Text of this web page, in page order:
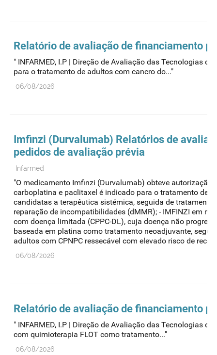
Relatório de avaliação de financiamento
" INFARMED, I.P | Direção de Avaliação das Tecnologias
para o tratamento de adultos com cancro do..."
06/08/2026
Imfinzi (Durvalumab) Relatórios de
pedidos de avaliação prévia
Infarmed
"O medicamento Imfinzi (Durvalumab) obteve
carboplatina e paclitaxel é indicado para o tratamento de
candidatas a terapêutica sistémica, seguida de
reparação de incompatibilidades (dMMR); - IMFINZI em
com doença limitada (CPPC-DL), cuja doença não
baseada em platina como tratamento neoadjuvante,
adultos com CPNPC ressecável com elevado risco de
06/08/2026
Relatório de avaliação de financiamento
" INFARMED, I.P | Direção de Avaliação das Tecnologias de
com quimioterapia FLOT como tratamento..."
06/08/2026